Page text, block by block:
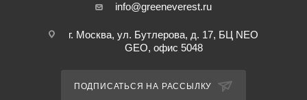
info@greeneverest.ru
г. Москва, ул. Бутлерова, д. 17, БЦ NEO
GEO, офис 5048
ПОДПИСАТЬСЯ НА РАССЫЛКУ